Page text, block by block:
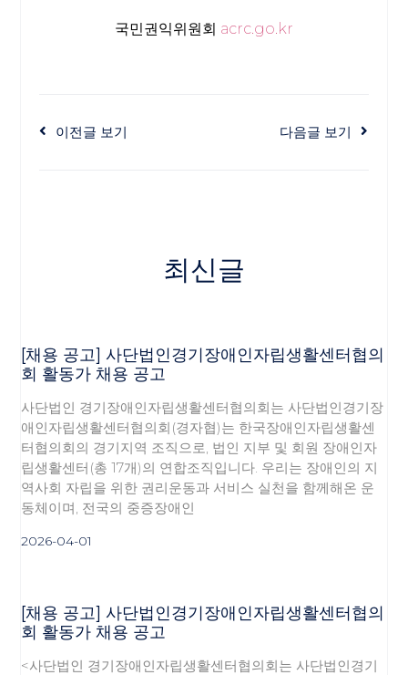
국민권익위원회 acrc.go.kr
이전글 보기 다음글 보기
최신글
[채용 공고] 사단법인경기장애인자립생활센터협의
회 활동가 채용 공고
사단법인 경기장애인자립생활센터협의회는 사단법인경기장
애인자립생활센터협의회(경자협)는 한국장애인자립생활센
터협의회의 경기지역 조직으로, 법인 지부 및 회원 장애인자
립생활센터(총 17개)의 연합조직입니다. 우리는 장애인의 지
역사회 자립을 위한 권리운동과 서비스 실천을 함께해온 운
동체이며, 전국의 중증장애인
2026-04-01
[채용 공고] 사단법인경기장애인자립생활센터협의
회 활동가 채용 공고
<사단법인 경기장애인자립생활센터협의회는 사단법인경기